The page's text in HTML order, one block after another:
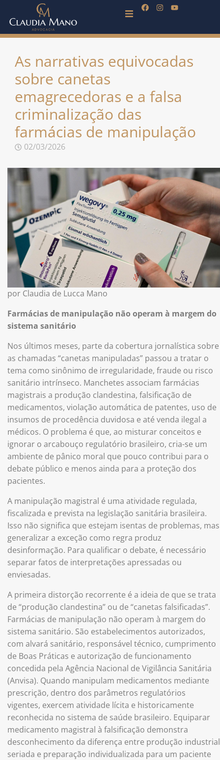
As narrativas equivocadas
sobre canetas
emagrecedoras e a falsa
criminalização das
farmácias de manipulação
02/03/2026
por Claudia de Lucca Mano
Farmácias de manipulação não operam à margem do
sistema sanitário
Nos últimos meses, parte da cobertura jornalística sobre
as chamadas “canetas manipuladas” passou a tratar o
tema como sinônimo de irregularidade, fraude ou risco
sanitário intrínseco. Manchetes associam farmácias
magistrais a produção clandestina, falsificação de
medicamentos, violação automática de patentes, uso de
insumos de procedência duvidosa e até venda ilegal a
médicos. O problema é que, ao misturar conceitos e
ignorar o arcabouço regulatório brasileiro, cria-se um
ambiente de pânico moral que pouco contribui para o
debate público e menos ainda para a proteção dos
pacientes.
A manipulação magistral é uma atividade regulada,
fiscalizada e prevista na legislação sanitária brasileira.
Isso não significa que estejam isentas de problemas, mas
generalizar a exceção como regra produz
desinformação. Para qualificar o debate, é necessário
separar fatos de interpretações apressadas ou
enviesadas.
A primeira distorção recorrente é a ideia de que se trata
de “produção clandestina” ou de “canetas falsificadas”.
Farmácias de manipulação não operam à margem do
sistema sanitário. São estabelecimentos autorizados,
com alvará sanitário, responsável técnico, cumprimento
de Boas Práticas e autorização de funcionamento
concedida pela Agência Nacional de Vigilância Sanitária
(Anvisa). Quando manipulam medicamentos mediante
prescrição, dentro dos parâmetros regulatórios
vigentes, exercem atividade lícita e historicamente
reconhecida no sistema de saúde brasileiro. Equiparar
medicamento magistral à falsificação demonstra
desconhecimento da diferença entre produção industrial
seriada e preparação individualizada para um paciente